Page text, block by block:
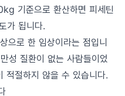
기준으로 환산하면 피세틴
가 됩니다.
으로 한 임상이라는 점입니
성 질환이 없는 사람들이었
적절하지 않을 수 있습니다.